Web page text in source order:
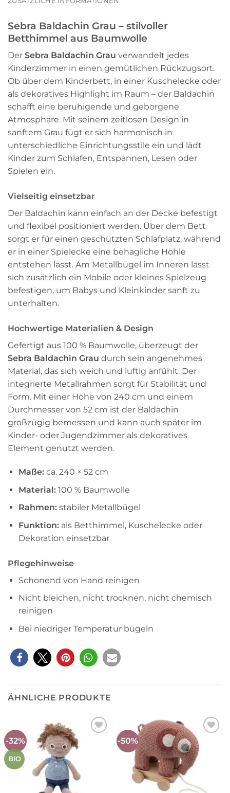
Sebra Baldachin Grau – stilvoller
Betthimmel aus Baumwolle
Der Sebra Baldachin Grau verwandelt jedes
Kinderzimmer in einen gemütlichen Rückzugsort.
Ob über dem Kinderbett, in einer Kuschelecke oder
als dekoratives Highlight im Raum – der Baldachin
schafft eine beruhigende und geborgene
Atmosphäre. Mit seinem zeitlosen Design in
sanftem Grau fügt er sich harmonisch in
unterschiedliche Einrichtungsstile ein und lädt
Kinder zum Schlafen, Entspannen, Lesen oder
Spielen ein.
Vielseitig einsetzbar
Der Baldachin kann einfach an der Decke befestigt
und flexibel positioniert werden. Über dem Bett
sorgt er für einen geschützten Schlafplatz, während
er in einer Spielecke eine behagliche Höhle
entstehen lässt. Am Metallbügel im Inneren lässt
sich zusätzlich ein Mobile oder kleines Spielzeug
befestigen, um Babys und Kleinkinder sanft zu
unterhalten.
Hochwertige Materialien & Design
Gefertigt aus 100 % Baumwolle, überzeugt der
Sebra Baldachin Grau durch sein angenehmes
Material, das sich weich und luftig anfühlt. Der
integrierte Metallrahmen sorgt für Stabilität und
Form. Mit einer Höhe von 240 cm und einem
Durchmesser von 52 cm ist der Baldachin
großzügig bemessen und kann auch später im
Kinder- oder Jugendzimmer als dekoratives
Element genutzt werden.
Maße:ca. 240 × 52 cm
Material:100 % Baumwolle
Rahmen:stabiler Metallbügel
Funktion:als Betthimmel, Kuschelecke oder
Dekoration einsetzbar
Pflegehinweise
Schonend von Hand reinigen
Nicht bleichen, nicht trocknen, nicht chemisch
reinigen
Bei niedriger Temperatur bügeln
ÄHNLICHE PRODUKTE
-32%
BIO
Auf die
Wunschliste
-50%
Auf die
Wunschliste